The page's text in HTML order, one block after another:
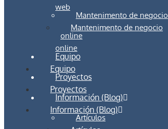
Mantenimento de negocio
online
Equipo
Proyectos
Información (Blog)
Artículos
web
Mantenimento de negocio
online
Equipo
Proyectos
Información (Blog)